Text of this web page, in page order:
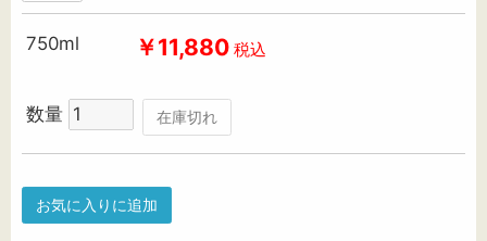
750ml ￥11,880 税込
数量 在庫切れ
お気に入りに追加